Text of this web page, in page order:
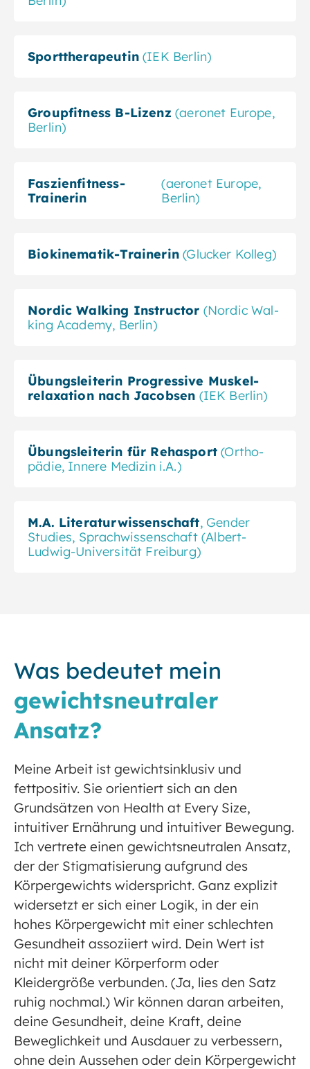
Sporttherapeutin(IEK Berlin)
Groupfitness B-Lizenz (aeronet Europe,
Berlin)
Faszien­fitness-
Trainerin
(aeronet Europe,
Berlin)
Bio­kine­matik-Trainerin(Glucker Kolleg)
Nordic Walking Instruc­tor (Nordic Wal­
king Academy, Berlin)
Übungs­leiterin Pro­gressive Muskel­
rela­xa­tion nach Jacobsen (IEK Berlin)
Übungs­leiterin für Reha­sport (Ortho­
pädie, Innere Medizin i.A.)
M.A. Lite­ratur­wissen­schaft, Gender
Studies, Sprach­wissen­schaft (Albert-
Ludwig-Uni­ver­si­tät Freiburg)
Was bedeutet mein
gewichts­neutraler
Ansatz?
Meine Arbeit ist gewichtsinklusiv und
fettpositiv. Sie orientiert sich an den
Grundsätzen von Health at Every Size,
intuitiver Ernährung und intuitiver Bewegung.
Ich vertrete einen gewichtsneutralen Ansatz,
der der Stigmatisierung aufgrund des
Körpergewichts widerspricht. Ganz explizit
widersetzt er sich einer Logik, in der ein
hohes Körpergewicht mit einer schlechten
Gesundheit assoziiert wird. Dein Wert ist
nicht mit deiner Körperform oder
Kleidergröße verbunden. (Ja, lies den Satz
ruhig nochmal.) Wir können daran arbeiten,
deine Gesundheit, deine Kraft, deine
Beweglichkeit und Ausdauer zu verbessern,
ohne dein Aussehen oder dein Körpergewicht